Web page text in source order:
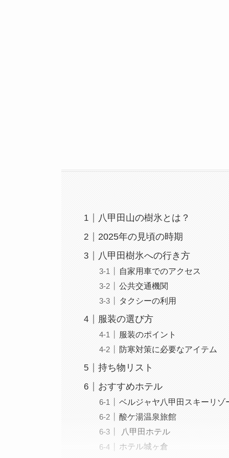
八甲田山の樹氷とは？
2025年の見頃の時期
八甲田樹氷への行き方
自家用車でのアクセス
公共交通機関
タクシーの利用
服装の選び方
服装のポイント
防寒対策に必要なアイテム
持ち物リスト
おすすめホテル
ベルジャヤ八甲田スキーリゾ
酸ケ湯温泉旅館
八甲田ホテル
ホテル城ヶ倉